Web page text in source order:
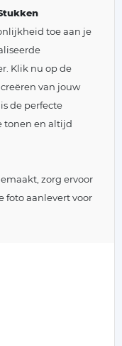
toe aan je
Klik nu op de
van jouw
de perfecte
tonen en altijd
zorg ervoor
foto aanlevert voor